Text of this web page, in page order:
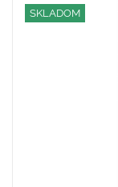
SKLADOM